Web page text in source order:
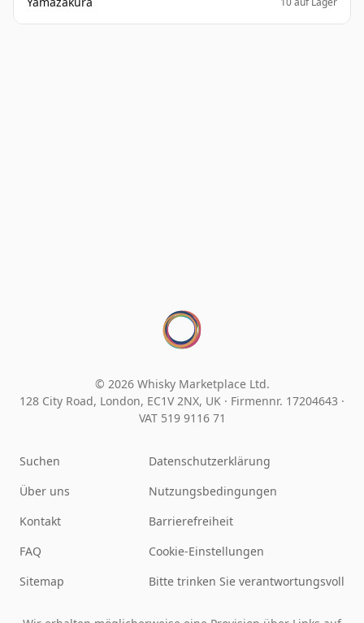
© 2026 Whisky Marketplace Ltd.
128 City Road, London, EC1V 2NX, UK · Firmennr. 17204643 ·
VAT 519 9116 71
Suchen
Über uns
Kontakt
FAQ
Sitemap
Datenschutzerklärung
Nutzungsbedingungen
Barrierefreiheit
Cookie-Einstellungen
Bitte trinken Sie verantwortungsvoll